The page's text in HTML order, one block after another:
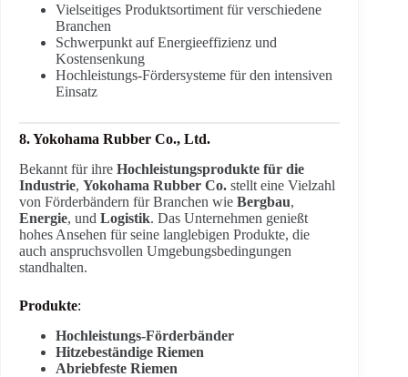
Vielseitiges Produktsortiment für verschiedene
Branchen
Schwerpunkt auf Energieeffizienz und
Kostensenkung
Hochleistungs-Fördersysteme für den intensiven
Einsatz
8. Yokohama Rubber Co., Ltd.
Bekannt für ihre Hochleistungsprodukte für die
Industrie, Yokohama Rubber Co. stellt eine Vielzahl
von Förderbändern für Branchen wie Bergbau,
Energie, und Logistik. Das Unternehmen genießt
hohes Ansehen für seine langlebigen Produkte, die
auch anspruchsvollen Umgebungsbedingungen
standhalten.
Produkte:
Hochleistungs-Förderbänder
Hitzebeständige Riemen
Abriebfeste Riemen